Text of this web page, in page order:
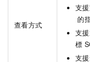
查看方式
支
的
支
標
支